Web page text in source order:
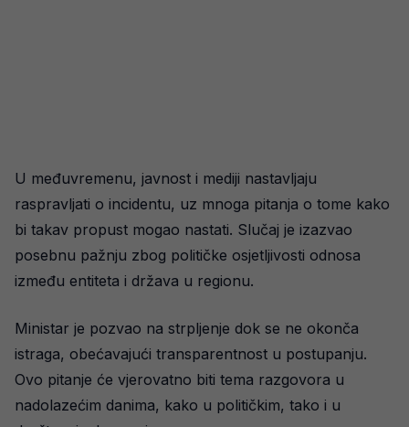
U međuvremenu, javnost i mediji nastavljaju
raspravljati o incidentu, uz mnoga pitanja o tome kako
bi takav propust mogao nastati. Slučaj je izazvao
posebnu pažnju zbog političke osjetljivosti odnosa
između entiteta i država u regionu.
Ministar je pozvao na strpljenje dok se ne okonča
istraga, obećavajući transparentnost u postupanju.
Ovo pitanje će vjerovatno biti tema razgovora u
nadolazećim danima, kako u političkim, tako i u